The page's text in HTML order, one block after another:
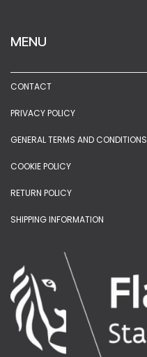
MENU
CONTACT
PRIVACY POLICY
GENERAL TERMS AND CONDITIONS
COOKIE POLICY
RETURN POLICY
SHIPPING INFORMATION